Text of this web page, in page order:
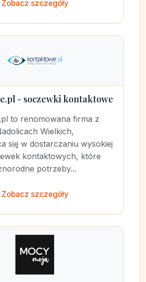
Zobacz szczegóły
- soczewki kontaktowe
to renomowana firma z
Wielkich,
się w dostarczaniu wysokiej
kontaktowych, które
potrzeby...
Zobacz szczegóły